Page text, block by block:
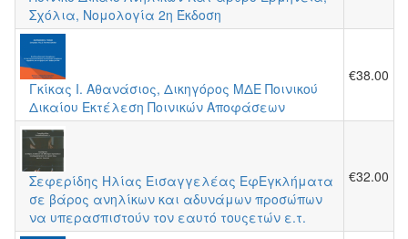
Σχόλια, Νομολογία 2η Έκδοση
Γκίκας Ι. Αθανάσιος, Δικηγόρος ΜΔΕ Ποινικού
Δικαίου Εκτέλεση Ποινικών Αποφάσεων
€38.00
Σεφερίδης Ηλίας Εισαγγελέας ΕφΕγκλήματα
σε βάρος ανηλίκων και αδυνάμων προσώπων
να υπερασπιστούν τον εαυτό τουςετών ε.τ.
€32.00